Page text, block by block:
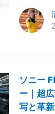
ソニー
ー｜超
写と革